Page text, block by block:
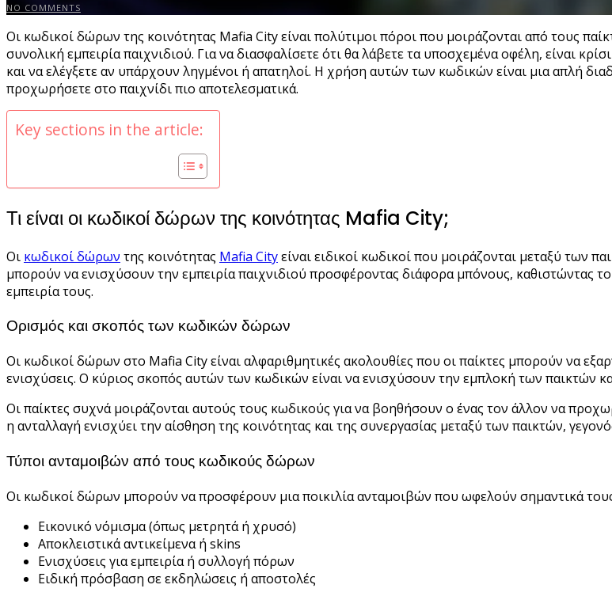
NO COMMENTS
Οι κωδικοί δώρων της κοινότητας Mafia City είναι πολύτιμοι πόροι που μοιράζονται από τους
συνολική εμπειρία παιχνιδιού. Για να διασφαλίσετε ότι θα λάβετε τα υποσχεμένα οφέλη, είναι
και να ελέγξετε αν υπάρχουν ληγμένοι ή απατηλοί. Η χρήση αυτών των κωδικών είναι μια απλή
προχωρήσετε στο παιχνίδι πιο αποτελεσματικά.
Key sections in the article:
Τι είναι οι κωδικοί δώρων της κοινότητας Mafia City;
Οι κωδικοί δώρων της κοινότητας Mafia Cityείναι ειδικοί κωδικοί που μοιράζονται μεταξύ των
μπορούν να ενισχύσουν την εμπειρία παιχνιδιού προσφέροντας διάφορα μπόνους, καθιστώντας
εμπειρία τους.
Ορισμός και σκοπός των κωδικών δώρων
Οι κωδικοί δώρων στο Mafia City είναι αλφαριθμητικές ακολουθίες που οι παίκτες μπορούν να
ενισχύσεις. Ο κύριος σκοπός αυτών των κωδικών είναι να ενισχύσουν την εμπλοκή των παικτών
Οι παίκτες συχνά μοιράζονται αυτούς τους κωδικούς για να βοηθήσουν ο ένας τον άλλον να
η ανταλλαγή ενισχύει την αίσθηση της κοινότητας και της συνεργασίας μεταξύ των παικτών,
Τύποι ανταμοιβών από τους κωδικούς δώρων
Οι κωδικοί δώρων μπορούν να προσφέρουν μια ποικιλία ανταμοιβών που ωφελούν σημαντικά
Εικονικό νόμισμα (όπως μετρητά ή χρυσό)
Αποκλειστικά αντικείμενα ή skins
Ενισχύσεις για εμπειρία ή συλλογή πόρων
Ειδική πρόσβαση σε εκδηλώσεις ή αποστολές